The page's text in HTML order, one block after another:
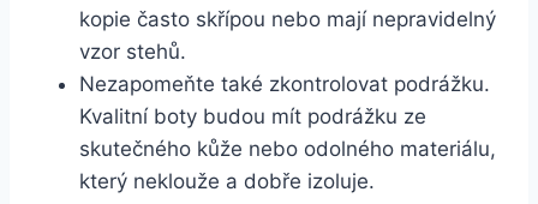
kopie často skřípou nebo mají nepravidelný‌
vzor stehů.
Nezapomeňte také ‌zkontrolovat podrážku.
⁣Kvalitní ⁢boty budou⁣ mít ⁣podrážku ze
skutečného kůže ​nebo⁢ odolného materiálu,
který neklouže a dobře ‍izoluje.